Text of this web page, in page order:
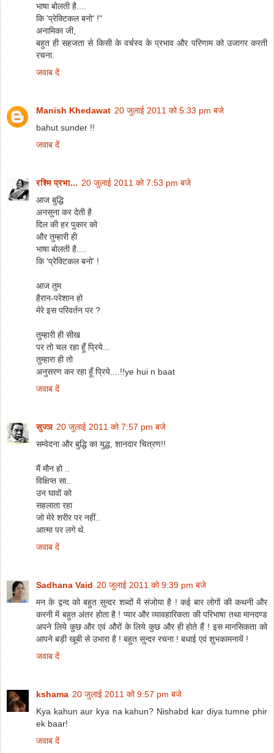
भाषा बोलती है....
कि 'प्रेक्टिकल बनो' !"
अनामिका जी,
बहुत ही सहजता से किसी के वर्चस्व के प्रभाव और परिणाम को उजागर करती
रचना.
जवाब दें
Manish Khedawat 20 जुलाई 2011 को 5:33 pm बजे
bahut sunder !!
जवाब दें
रश्मि प्रभा... 20 जुलाई 2011 को 7:53 pm बजे
आज बुद्धि
अनसुना कर देती है
दिल की हर पुकार को
और तुम्हारी ही
भाषा बोलती है....
कि 'प्रेक्टिकल बनो' !
आज तुम
हैरान-परेशान हो
मेरे इस परिवर्तन पर ?
तुम्हारी ही सीख
पर तो चल रहा हूँ प्रिये...
तुम्हारा ही तो
अनुसरण कर रहा हूँ प्रिये....!!ye hui n baat
जवाब दें
सुज्ञ 20 जुलाई 2011 को 7:57 pm बजे
सम्वेदना और बुद्धि का युद्ध, शानदार चित्रण!!
मैं मौन हो ..
विक्षिप्त सा..
उन घावों को
सहलाता रहा
जो मेरे शरीर पर नहीं..
आत्मा पर लगे थे.
जवाब दें
Sadhana Vaid 20 जुलाई 2011 को 9:39 pm बजे
मन के द्वन्द को बहुत सुन्दर शब्दों में संजोया है ! कई बार लोगों की कथनी और
करनी में बहुत अंतर होता है ! प्यार और व्यावहारिकता की परिभाषा तथा मानदण्ड
अपने लिये कुछ और एवं औरों के लिये कुछ और ही होते हैं ! इस मानसिकता को
आपने बड़ी खूबी से उभारा है ! बहुत सुन्दर रचना ! बधाई एवं शुभकामनायें !
जवाब दें
kshama 20 जुलाई 2011 को 9:57 pm बजे
Kya kahun aur kya na kahun? Nishabd kar diya tumne phir
ek baar!
जवाब दें